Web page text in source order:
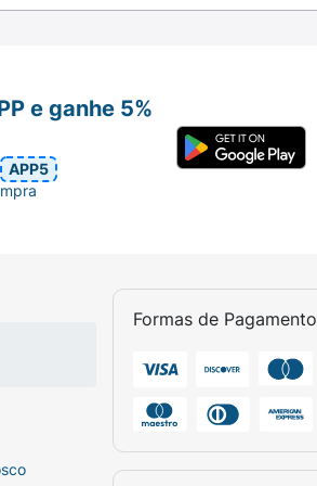
Formas de Pagamento
e ganhe 5%
APP5